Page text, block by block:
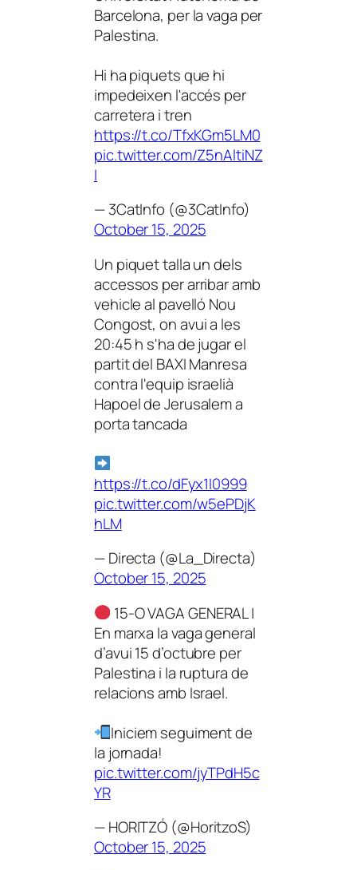
Barcelona, per la vaga per
Palestina.
Hi ha piquets que hi
impedeixen l'accés per
carretera i tren
https://t.co/TfxKGm5LM0
pic.twitter.com/Z5nAltiNZ
I
— 3CatInfo (@3CatInfo)
October 15, 2025
Un piquet talla un dels
accessos per arribar amb
vehicle al pavelló Nou
Congost, on avui a les
20:45 h s'ha de jugar el
partit del BAXI Manresa
contra l'equip israelià
Hapoel de Jerusalem a
porta tancada
https://t.co/dFyx1I0999
pic.twitter.com/w5ePDjK
hLM
— Directa (@La_Directa)
October 15, 2025
15-O VAGA GENERAL |
En marxa la vaga general
d’avui 15 d’octubre per
Palestina i la ruptura de
relacions amb Israel.
Iniciem seguiment de
la jornada!
pic.twitter.com/jyTPdH5c
YR
— HORITZÓ (@HoritzoS)
October 15, 2025